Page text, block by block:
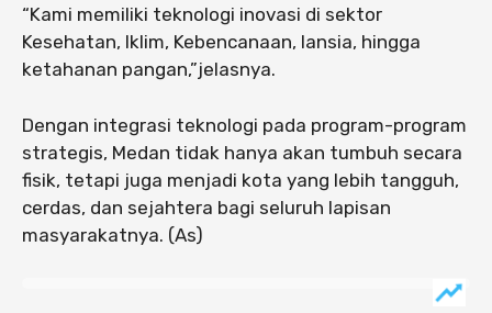
“Kami memiliki teknologi inovasi di sektor
Kesehatan, Iklim, Kebencanaan, lansia, hingga
ketahanan pangan,”jelasnya.
Dengan integrasi teknologi pada program-program
strategis, Medan tidak hanya akan tumbuh secara
fisik, tetapi juga menjadi kota yang lebih tangguh,
cerdas, dan sejahtera bagi seluruh lapisan
masyarakatnya. (As)